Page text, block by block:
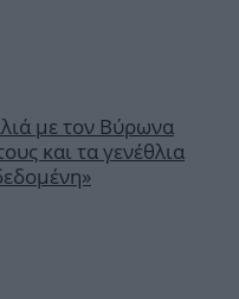
με τον Βύρωνα
και τα γενέθλια